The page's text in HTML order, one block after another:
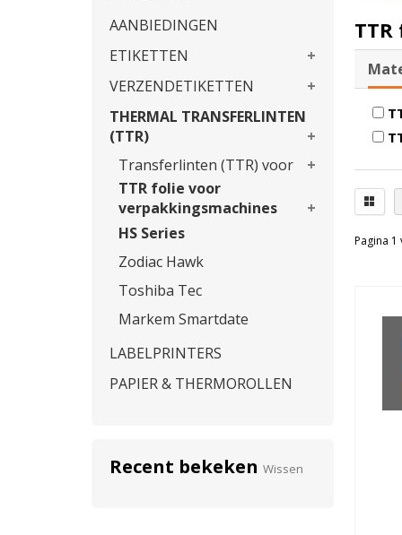
AANBIEDINGEN
ETIKETTEN
VERZENDETIKETTEN
THERMAL TRANSFERLINTEN
(TTR)
Transferlinten (TTR) voor
TTR folie voor
verpakkingsmachines
HS Series
Zodiac Hawk
Toshiba Tec
Markem Smartdate
LABELPRINTERS
PAPIER & THERMOROLLEN
Recent bekeken Wissen
Pagina 1